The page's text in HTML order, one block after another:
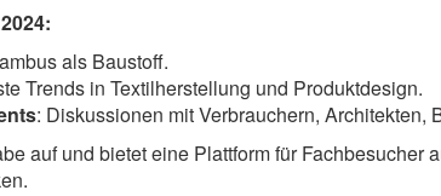
als Baustoff.
Trends in Textilherstellung und Produktdesign.
: Diskussionen mit Verbrauchern, Architekten,
auf und bietet eine Plattform für Fachbesucher